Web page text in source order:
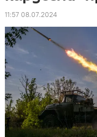
11:57 08.07.2024